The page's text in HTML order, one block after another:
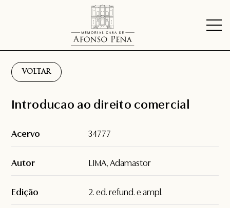
VOLTAR
Introducao ao direito comercial
Acervo 34777
Autor LIMA, Adamastor
Edição 2. ed. refund. e ampl.